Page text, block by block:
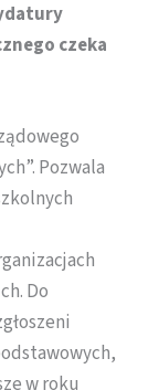
czeka
Pozwala
Do
w roku